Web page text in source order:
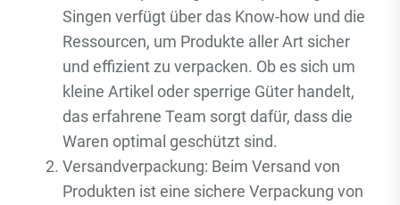
Singen verfügt über das Know-how und die
Ressourcen, um Produkte aller Art sicher
und effizient zu verpacken. Ob es sich um
kleine Artikel oder sperrige Güter handelt,
das erfahrene Team sorgt dafür, dass die
Waren optimal geschützt sind.
Versandverpackung: Beim Versand von
Produkten ist eine sichere Verpackung von